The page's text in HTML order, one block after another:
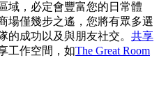
域，必定會豐富您的日常體
場僅幾步之遙，您將有眾多選
的成功以及與朋友社交。 共享
工作空間，如The Great Room